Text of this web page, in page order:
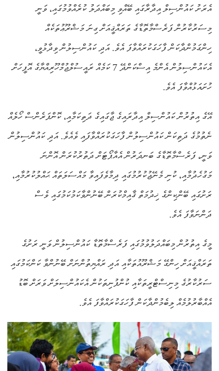
އެރަށު ކައުންސިލް އިދާރާގައި ބޭއްވި މިބައްދަލު ކުރެއްވުމުގައި، ވަނީ
މިސަރުކާރުން ފަރެސްމާތޮޑާގެ ތަރައްޤީއަށް ގިނަ މަޝްރޫޢުތަކެއް
ހިންގަމުންދާކަން ފާހަގަކުރައްވާފަ އެވެ. އަދި ކައުންސިލުން ވިދާޅުވީ،
އެކައުންސިލުން އެންމެ އިސްކަންދޭ 7 ކަމެއް ރައީސުލްޖުމްހޫރިއްޔާގެ އޮފީހަށް
ހުށައަޅުއްވާފަ އެވެ.
އޭގެ އިތުރުން ކައުންސިލް އިދާރައިގެ ޖާގައިގެ ދަތިކަމާއި، ކޮންފަރެންސް ހޯލެއް
ނެތުމުގެ ދަތިކަން ކައުންސިލުން ފާހަގަކުރައްވާފައި ވެއެވެ. އަދި ކައުންސިލުން
ވަނީ، ފަރެސްމާތޮޑާގެ ބަނދަރުން އެއާޕޯޓަށް ދަތުރުކުރަން އޮންނަ
މަގުހެދުމާއި، ކުނި މެނޭޖުކުރުމުގައި ދިމާވެފައިވާ މައްސަލަތައް ޙައްލުކުރުމާއި،
ރަށުގައި ބޭންކިންގެ ޚިދުމަތް ޤާއިމްކުރަން ބޭނުންވާކަމުކަމުގައި ވެސް
ދަންނަވާފަ އެވެ.
މީގެ އިތުރުން މިބައްދަލުވުމުގައި ފަރެސްމާތޮޑާ ކައުންސިލުން ވަނީ ރަށުގެ
ތަރައްޤީއަށް ހިންގޭ މަޝްރޫއުތަކާއި އަދި ރައްޔިތުންނަށް ބޭނުންވާ ކަންކަމުގައި
ސަރުކާރުގެ މިނިސްޓްރީތަކާއި ކުންފުނިތަކުން އެކައުންސިލަށް ވަރަށް ބޮޑު
އެއްބާރުލުމެއް ލިބެމުންދާކަން ފާހަގަކުރައްވާފަ އެވެ.